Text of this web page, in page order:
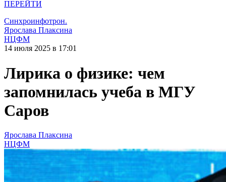
ПЕРЕЙТИ
Синхроинфотрон.
Ярослава Плаксина
НЦФМ
14 июля 2025 в 17:01
Лирика о физике: чем
запомнилась учеба в МГУ
Саров
Ярослава Плаксина
НЦФМ